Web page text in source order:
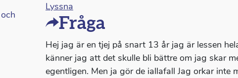
Lyssna
Fråga
Hej jag är en tjej på snart 13 år jag är lessen
känner jag att det skulle bli bättre om jag skar
egentligen. Men ja gör de iallafall Jag orkar inte